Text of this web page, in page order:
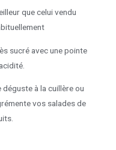
que celui vendu
sucré avec une pointe
déguste à la cuillère ou
vos salades de